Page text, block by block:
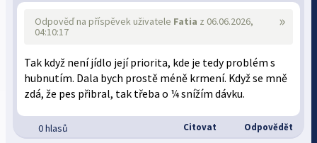
»
Odpověď na příspěvek uživatele Fatia z 06.06.2026,
04:10:17
Tak když není jídlo její priorita, kde je tedy problém s
hubnutím. Dala bych prostě méně krmení. Když se mně
zdá, že pes přibral, tak třeba o ¼ snížím dávku.
0 hlasů Citovat Odpovědět